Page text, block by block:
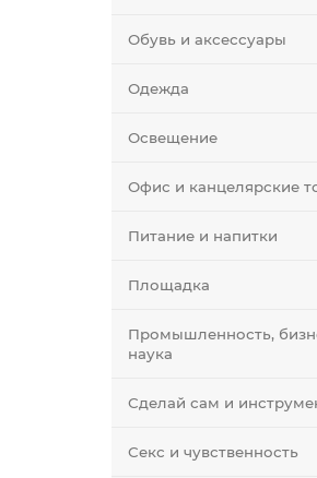
Обувь и аксессуары
Одежда
Освещение
Офис и канцелярские
Питание и напитки
Площадка
Промышленность,
наука
Сделай сам и
Секс и чувственность